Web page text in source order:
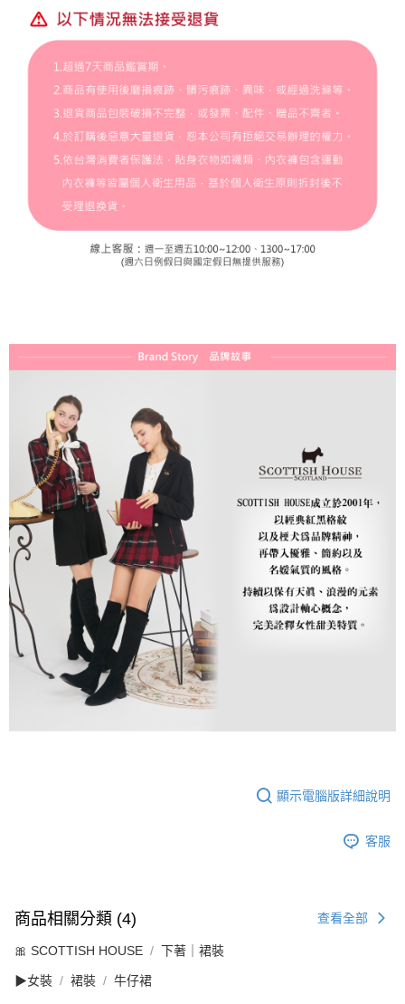
顯示電腦版詳細說明
客服
商品相關分類 (4) 查看全部
🎀 SCOTTISH HOUSE 下著｜裙裝
▶女裝 裙裝 牛仔裙